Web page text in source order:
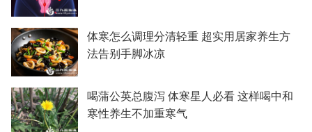
体寒怎么调理分清轻重 超实用居家养生方
法告别手脚冰凉
喝蒲公英总腹泻 体寒星人必看 这样喝中和
寒性养生不加重寒气